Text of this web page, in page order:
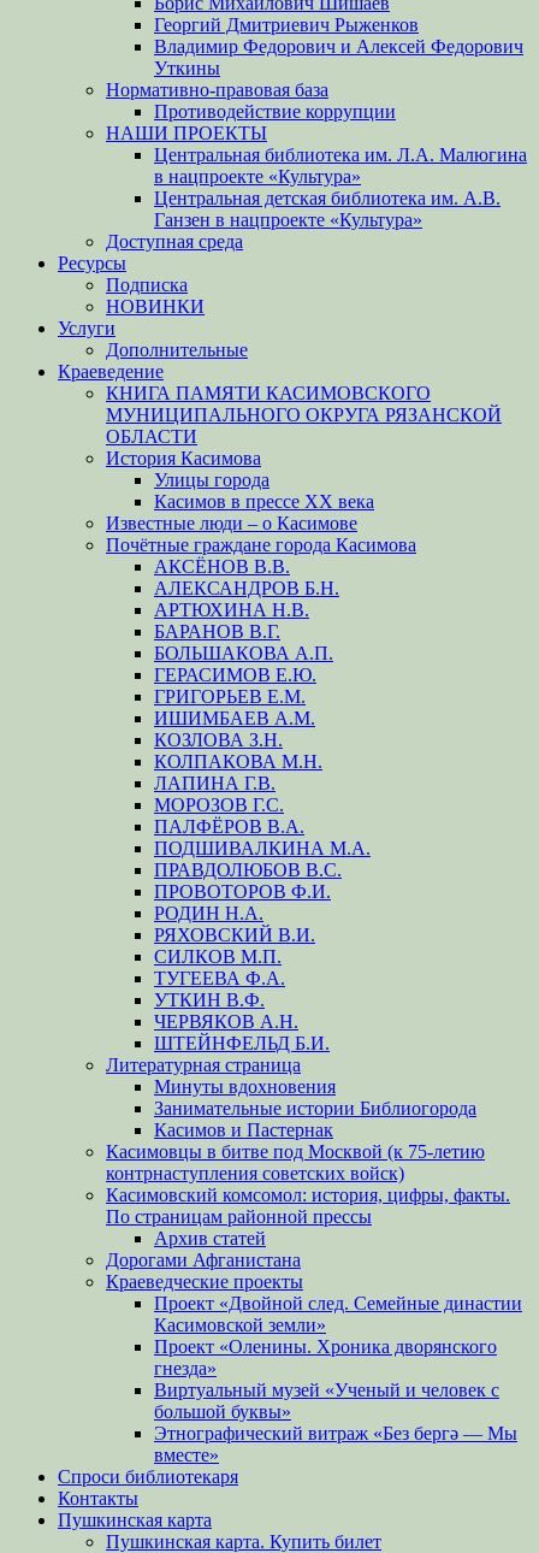
Георгий Дмитриевич Рыженков
Владимир Федорович и Алексей Федорович
Уткины
Нормативно-правовая база
Противодействие коррупции
НАШИ ПРОЕКТЫ
Центральная библиотека им. Л.А. Малюгина
в нацпроекте «Культура»
Центральная детская библиотека им. А.В.
Ганзен в нацпроекте «Культура»
Доступная среда
Ресурсы
Подписка
НОВИНКИ
Услуги
Дополнительные
Краеведение
КНИГА ПАМЯТИ КАСИМОВСКОГО
МУНИЦИПАЛЬНОГО ОКРУГА РЯЗАНСКОЙ
ОБЛАСТИ
История Касимова
Улицы города
Касимов в прессе XX века
Известные люди – о Касимове
Почётные граждане города Касимова
АКСЁНОВ В.В.
АЛЕКСАНДРОВ Б.Н.
АРТЮХИНА Н.В.
БАРАНОВ В.Г.
БОЛЬШАКОВА А.П.
ГЕРАСИМОВ Е.Ю.
ГРИГОРЬЕВ Е.М.
ИШИМБАЕВ А.М.
КОЗЛОВА З.Н.
КОЛПАКОВА М.Н.
ЛАПИНА Г.В.
МОРОЗОВ Г.С.
ПАЛФЁРОВ В.А.
ПОДШИВАЛКИНА М.А.
ПРАВДОЛЮБОВ В.С.
ПРОВОТОРОВ Ф.И.
РОДИН Н.А.
РЯХОВСКИЙ В.И.
СИЛКОВ М.П.
ТУГЕЕВА Ф.А.
УТКИН В.Ф.
ЧЕРВЯКОВ А.Н.
ШТЕЙНФЕЛЬД Б.И.
Литературная страница
Минуты вдохновения
Занимательные истории Библиогорода
Касимов и Пастернак
Касимовцы в битве под Москвой (к 75-летию
контрнаступления советских войск)
Касимовский комсомол: история, цифры, факты.
По страницам районной прессы
Архив статей
Дорогами Афганистана
Краеведческие проекты
Проект «Двойной след. Семейные династии
Касимовской земли»
Проект «Оленины. Хроника дворянского
гнезда»
Виртуальный музей «Ученый и человек с
большой буквы»
Этнографический витраж «Без бергə — Мы
вместе»
Спроси библиотекаря
Контакты
Пушкинская карта
Пушкинская карта. Купить билет